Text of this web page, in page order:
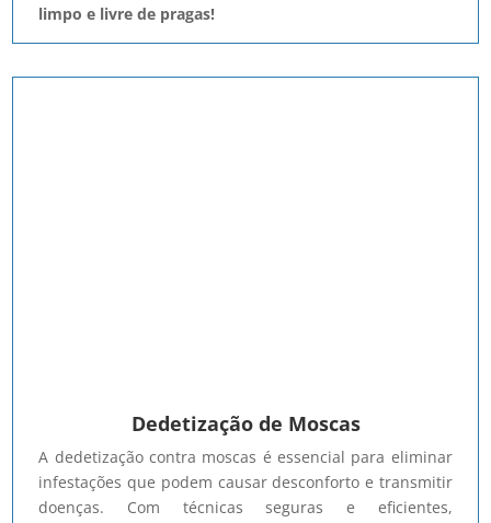
limpo e livre de pragas!
Dedetização de Moscas
A dedetização contra moscas é essencial para eliminar
infestações que podem causar desconforto e transmitir
doenças. Com técnicas seguras e eficientes,